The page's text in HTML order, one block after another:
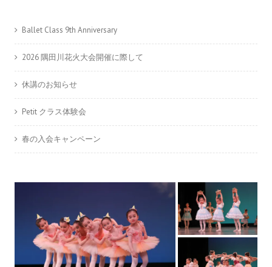
Ballet Class 9th Anniversary
2026 隅田川花火大会開催に際して
休講のお知らせ
Petit クラス体験会
春の入会キャンペーン